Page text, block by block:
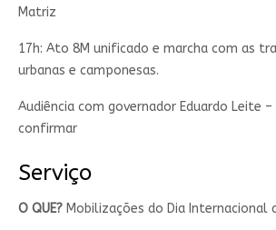
Matriz
17h: Ato 8M unificado e marcha com as
urbanas e camponesas.
Audiência com governador Eduardo Leite –
confirmar
Serviço
O QUE?Mobilizações do Dia Internacional